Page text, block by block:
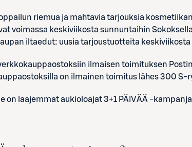
riemua ja mahtavia tarjouksia
voimassa keskiviikosta sunnuntaihin
iltaedut: uusia tarjoustuotteita keskiviikosta
ilmaisen toimituksen
on ilmainen toimitus lähes 300 S-
on laajemmat aukioloajat 3+1 PÄIVÄÄ -